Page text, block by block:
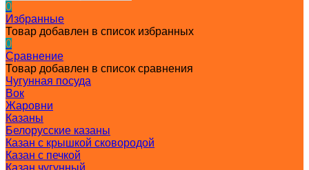
0
Избранные
Товар добавлен в список избранных
0
Сравнение
Товар добавлен в список сравнения
Чугунная посуда
Вок
Жаровни
Казаны
Белорусские казаны
Казан с крышкой сковородой
Казан с печкой
Казан чугунный